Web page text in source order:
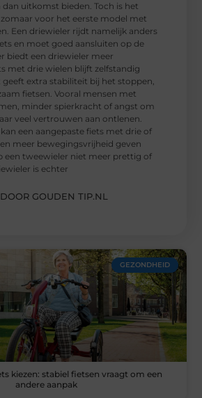
uitkomst bieden. Toch is het
voor het eerste model met
Een driewieler rijdt namelijk anders
en moet goed aansluiten op de
biedt een driewieler meer
met drie wielen blijft zelfstandig
extra stabiliteit bij het stoppen,
fietsen. Vooral mensen met
minder spierkracht of angst om
veel vertrouwen aan ontlenen.
een aangepaste fiets met drie of
meer bewegingsvrijheid geven
een tweewieler niet meer prettig of
is echter
GOUDEN TIP.NL
GEZONDHEID
kiezen: stabiel fietsen vraagt om een
andere aanpak